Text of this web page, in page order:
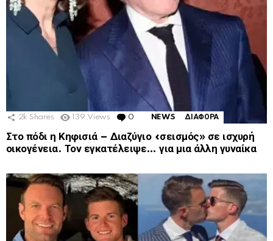
2k Shares 139 Views 0 Comments
NEWS ΔΙΑΦΟΡΑ
Στο πόδι η Κηφισιά – Διαζύγιο «σεισμός» σε ισχυρή
οικογένεια. Τον εγκατέλειψε… για μια άλλη γυναίκα